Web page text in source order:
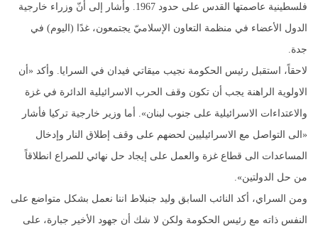
فلسطينية عاصمتها القدس على حدود 1967. وأشار إلى أنّ وزراء خارجية
الدول الأعضاء في منظمة التعاون الإسلاميّ يجتمعون، غدًا (اليوم) في
جدة.
لاحقاً، استقبل رئيس الحكومة نجيب ميقاتي فيدان في السرايا. وأكد «أن
الاولوية الراهنة يجب أن تكون وقف الحرب الاسرائيلية الدائرة في غزة
والاعتداءات الاسرائيلية على جنوب لبنان». أما وزير خارجية تركيا فأشار
«الى التواصل مع الاسرائيليين لحضهم على وقف إطلاق النار وإدخال
المساعدات الى قطاع غزة والعمل على إيجاد حل نهائي للصراع انطلاقاً
من حل الدولتين».
ومن السراي، أكد النائب السابق وليد جنبلاط اننا نعمل بشكل متواضع على
النفس ذاته مع رئيس الحكومة ولكن لا شك أن جهود الأخير جبارة، على